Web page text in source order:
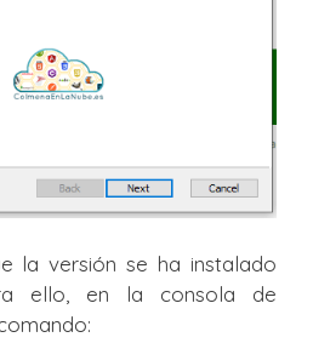
la versión se ha instalado
ello, en la consola de